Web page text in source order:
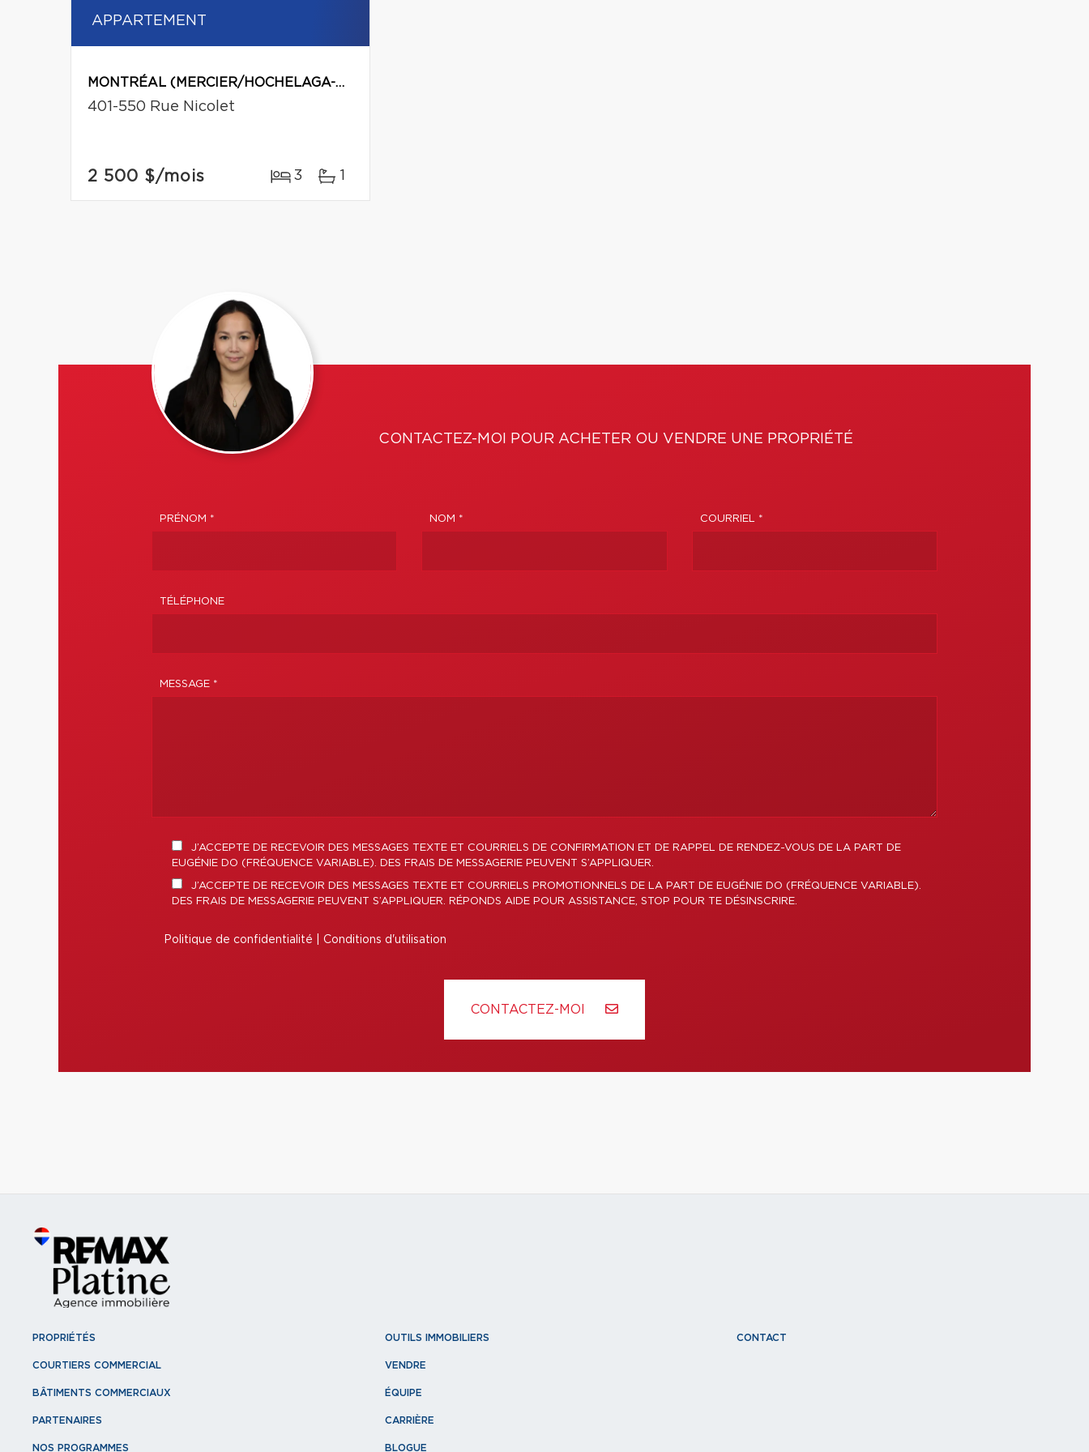
APPARTEMENT
MONTRÉAL (MERCIER/HOCHELAGA-MAISONNEUVE)
401-550 Rue Nicolet
2 500 $/mois 3 1
CONTACTEZ-MOI POUR ACHETER OU VENDRE UNE PROPRIÉTÉ
PRÉNOM * NOM * COURRIEL *
TÉLÉPHONE
MESSAGE *
J’ACCEPTE DE RECEVOIR DES MESSAGES TEXTE ET COURRIELS DE CONFIRMATION ET DE RAPPEL DE RENDEZ-VOUS DE LA PART DE
EUGÉNIE DO (FRÉQUENCE VARIABLE). DES FRAIS DE MESSAGERIE PEUVENT S’APPLIQUER.
J’ACCEPTE DE RECEVOIR DES MESSAGES TEXTE ET COURRIELS PROMOTIONNELS DE LA PART DE EUGÉNIE DO (FRÉQUENCE VARIABLE).
DES FRAIS DE MESSAGERIE PEUVENT S’APPLIQUER. RÉPONDS AIDE POUR ASSISTANCE, STOP POUR TE DÉSINSCRIRE.
Politique de confidentialité Conditions d'utilisation
CONTACTEZ-MOI
PROPRIÉTÉS
COURTIERS COMMERCIAL
BÂTIMENTS COMMERCIAUX
PARTENAIRES
NOS PROGRAMMES
OUTILS IMMOBILIERS
VENDRE
ÉQUIPE
CARRIÈRE
BLOGUE
CONTACT